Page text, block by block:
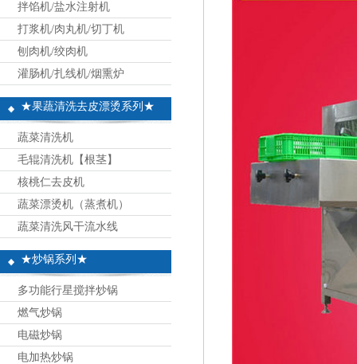
拌馅机/盐水注射机
打浆机/肉丸机/切丁机
刨肉机/绞肉机
灌肠机/扎线机/烟熏炉
★果蔬清洗去皮漂烫系列★
蔬菜清洗机
毛辊清洗机【根茎】
核桃仁去皮机
蔬菜漂烫机（蒸煮机）
蔬菜清洗风干流水线
★炒锅系列★
多功能行星搅拌炒锅
燃气炒锅
电磁炒锅
电加热炒锅